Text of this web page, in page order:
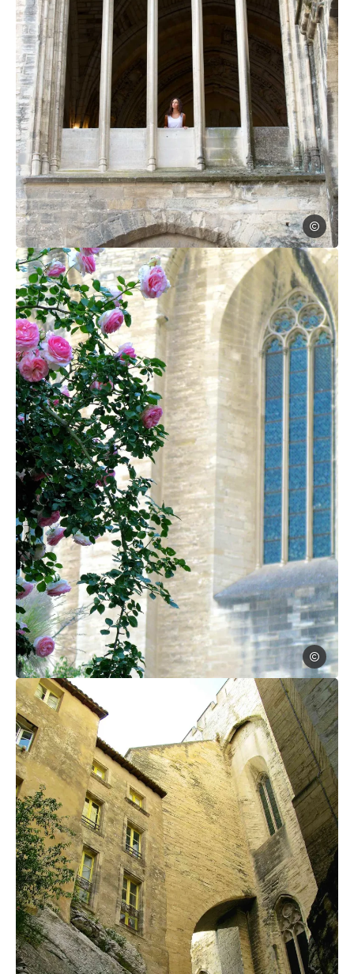
Photo, © Sylvie Villeger
Sylvie
Photo, © Sylvie Villeger
Sylvie